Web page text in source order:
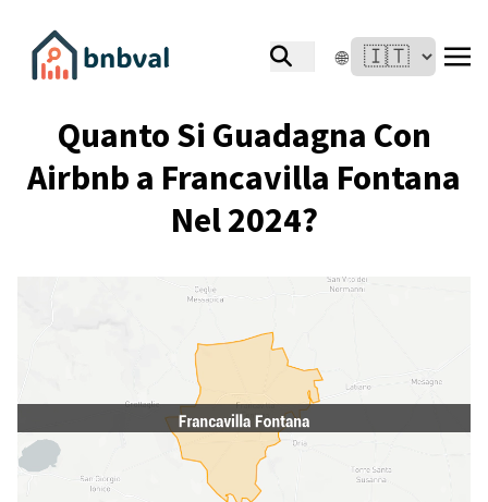
🌐
Quanto Si Guadagna Con
Airbnb a Francavilla Fontana
Nel 2024?